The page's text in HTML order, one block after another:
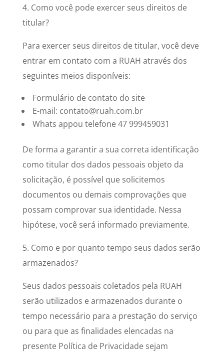
4. Como você pode exercer seus direitos de
titular?
Para exercer seus direitos de titular, você deve
entrar em contato com a RUAH através dos
seguintes meios disponíveis:
Formulário de contato do site
E-mail: contato@ruah.com.br
Whats appou telefone 47 999459031
De forma a garantir a sua correta identificação
como titular dos dados pessoais objeto da
solicitação, é possível que solicitemos
documentos ou demais comprovações que
possam comprovar sua identidade. Nessa
hipótese, você será informado previamente.
5. Como e por quanto tempo seus dados serão
armazenados?
Seus dados pessoais coletados pela RUAH
serão utilizados e armazenados durante o
tempo necessário para a prestação do serviço
ou para que as finalidades elencadas na
presente Política de Privacidade sejam